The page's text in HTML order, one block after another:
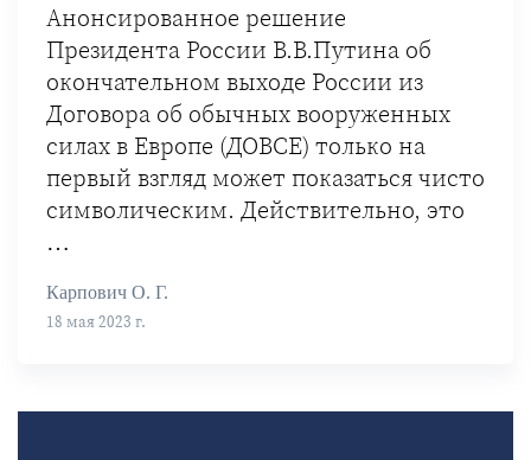
Анонсированное решение
Президента России В.В.Путина об
окончательном выходе России из
Договора об обычных вооруженных
силах в Европе (ДОВСЕ) только на
первый взгляд может показаться чисто
символическим. Действительно, это
…
Карпович О. Г.
18 мая 2023 г.